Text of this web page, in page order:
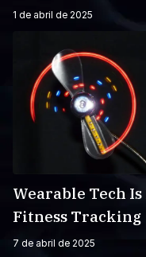
1 de abril de 2025
Wearable Tech
Fitness Tracking
7 de abril de 2025